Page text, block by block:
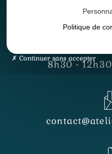
8h30 -
Politique de
Continuer sans accepter